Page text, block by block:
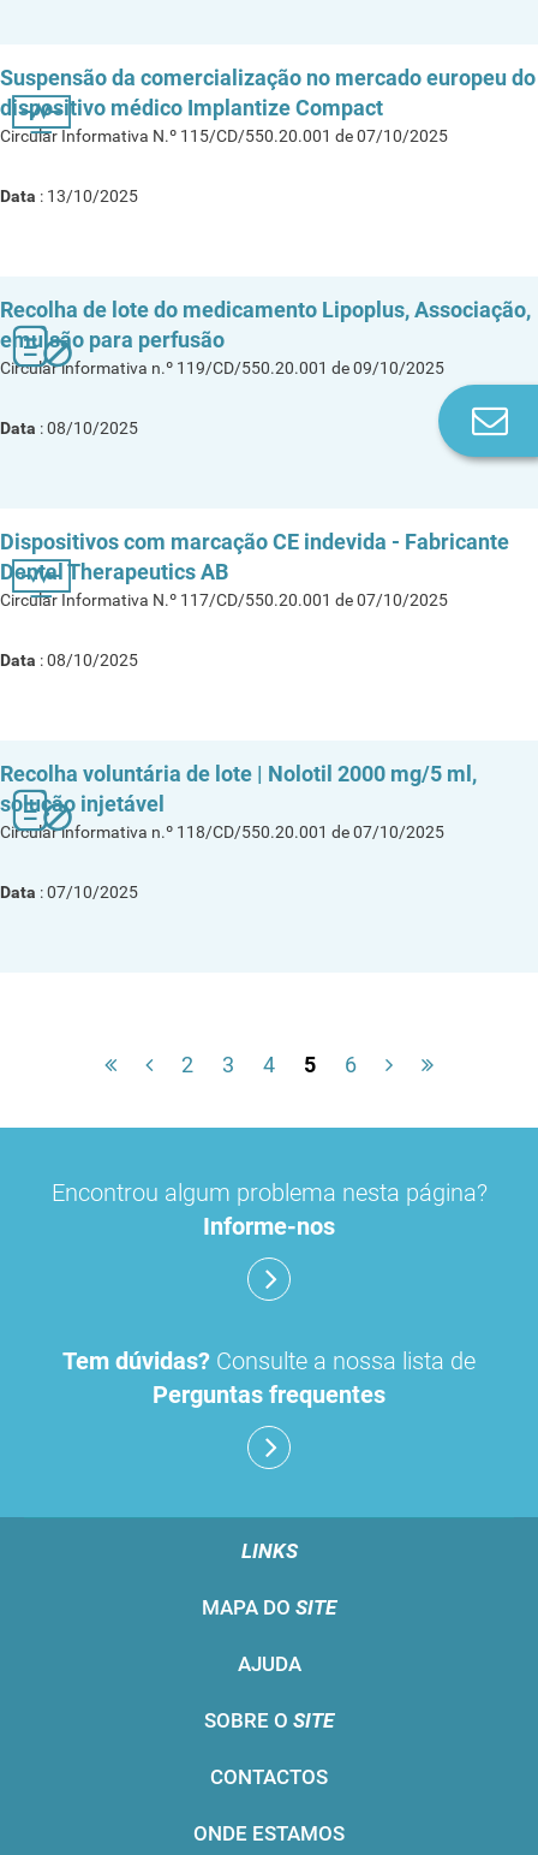
Suspensão da comercialização no mercado europeu do
dispositivo médico Implantize Compact
Circular Informativa N.º 115/CD/550.20.001 de 07/10/2025
Data : 13/10/2025
Recolha de lote do medicamento Lipoplus, Associação,
emulsão para perfusão
Circular informativa n.º 119/CD/550.20.001 de 09/10/2025
Data : 08/10/2025
Dispositivos com marcação CE indevida - Fabricante
Dental Therapeutics AB
Circular Informativa N.º 117/CD/550.20.001 de 07/10/2025
Data : 08/10/2025
Recolha voluntária de lote | Nolotil 2000 mg/5 ml,
solução injetável
Circular informativa n.º 118/CD/550.20.001 de 07/10/2025
Data : 07/10/2025
2 3 4 5 6
Encontrou algum problema nesta página?
Informe-nos
Tem dúvidas? Consulte a nossa lista de
Perguntas frequentes
LINKS
MAPA DO SITE
AJUDA
SOBRE O SITE
CONTACTOS
ONDE ESTAMOS